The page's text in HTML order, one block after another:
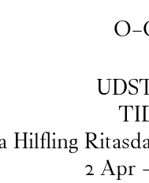
Hilfling
2 Apr